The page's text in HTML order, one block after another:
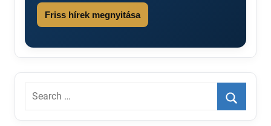
Friss hírek megnyitása
Search
Search